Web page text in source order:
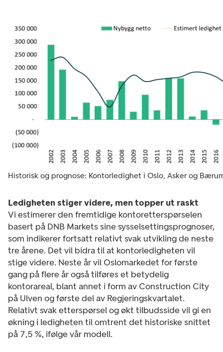
Historisk og prognose: Kontorledighet i Oslo, Asker og
Ledigheten stiger videre, men topper ut raskt
Vi estimerer den fremtidige kontoretterspørselen
basert på DNB Markets sine sysselsettingsprognoser,
som indikerer fortsatt relativt svak utvikling de neste
tre årene. Det vil bidra til at kontorledigheten vil
stige videre. Neste år vil Oslomarkedet for første
gang på flere år også tilføres et betydelig
kontorareal, blant annet i form av Construction City
på Ulven og første del av Regjeringskvartalet.
Relativt svak etterspørsel og økt tilbudsside vil gi en
økning i ledigheten til omtrent det historiske snittet
på 7,5 %, ifølge vår modell.